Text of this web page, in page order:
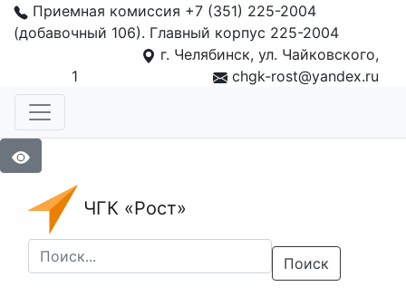
Приемная комиссия +7 (351) 225-2004
(добавочный 106). Главный корпус 225-2004
г. Челябинск, ул. Чайковского,
1
chgk-rost@yandex.ru
ЧГК «Рост»
Поиск